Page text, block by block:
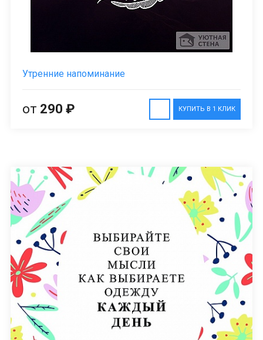
Утренние напоминание
КУПИТЬ В 1 КЛИК
от 290 ₽